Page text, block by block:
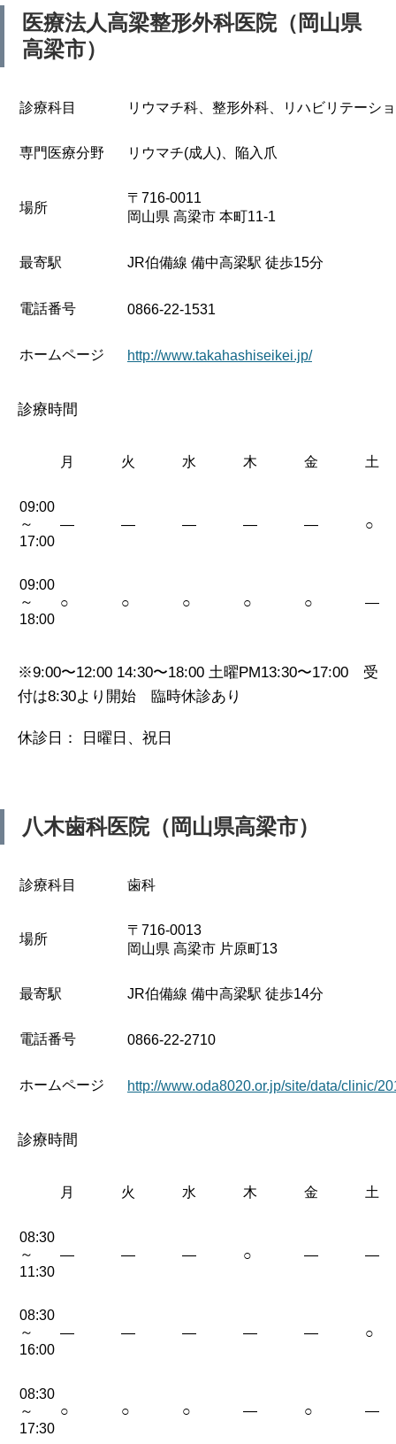
医療法人高梁整形外科医院（岡山県
高梁市）
診療科目 リウマチ科、整形外科、リハビリテーシ
専門医療分野 リウマチ(成人)、陥入爪
場所
〒716-0011
岡山県 高梁市 本町11-1
最寄駅 JR伯備線 備中高梁駅 徒歩15分
電話番号 0866-22-1531
ホームページ http://www.takahashiseikei.jp/
診療時間
月 火 水 木 金 土
09:00
～
17:00
— — — — — ○
09:00
～
18:00
○ ○ ○ ○ ○ —
※9:00〜12:00 14:30〜18:00 土曜PM13:30〜17:00 受
付は8:30より開始 臨時休診あり
休診日： 日曜日、祝日
八木歯科医院（岡山県高梁市）
診療科目 歯科
場所
〒716-0013
岡山県 高梁市 片原町13
最寄駅 JR伯備線 備中高梁駅 徒歩14分
電話番号 0866-22-2710
ホームページ http://www.oda8020.or.jp/site/data/clinic/
診療時間
月 火 水 木 金 土
08:30
～
11:30
— — — ○ — —
08:30
～
16:00
— — — — — ○
08:30
～
17:30
○ ○ ○ — ○ —